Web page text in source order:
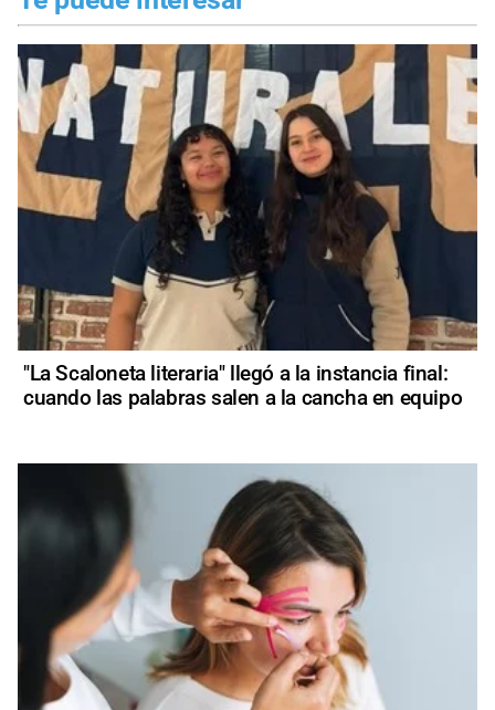
"La Scaloneta literaria" llegó a la instancia final:
cuando las palabras salen a la cancha en equipo